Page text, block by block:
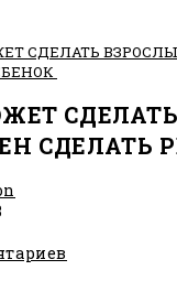
СДЕЛАТЬ
СДЕЛАТЬ